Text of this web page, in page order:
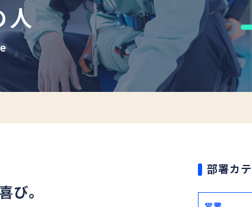
人
び。
部署カ